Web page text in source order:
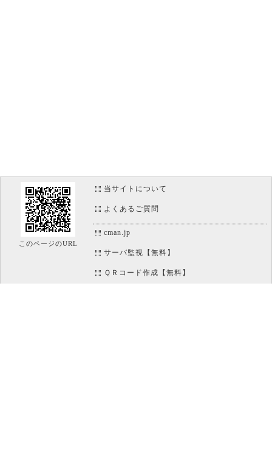
このページのURL
当サイトについて
よくあるご質問
cman.jp
サーバ監視【無料】
ＱＲコード作成【無料】